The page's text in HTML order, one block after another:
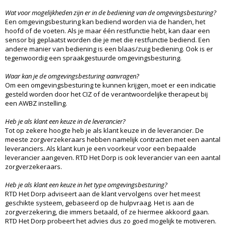
Wat voor mogelijkheden zijn er in de bediening van de omgevingsbesturing?
Een omgevingsbesturing kan bediend worden via de handen, het
hoofd of de voeten. Als je maar één restfunctie hebt, kan daar een
sensor bij geplaatst worden die je met die restfunctie bediend. Een
andere manier van bediening is een blaas/zuig bediening. Ook is er
tegenwoordig een spraakgestuurde omgevingsbesturing.
Waar kan je de omgevingsbesturing aanvragen?
Om een omgevingsbesturing te kunnen krijgen, moet er een indicatie
gesteld worden door het CIZ of de verantwoordelijke therapeut bij
een AWBZ instelling.
Heb je als klant een keuze in de leverancier?
Tot op zekere hoogte heb je als klant keuze in de leverancier. De
meeste zorgverzekeraars hebben namelijk contracten met een aantal
leveranciers. Als klant kun je een voorkeur voor een bepaalde
leverancier aangeven. RTD Het Dorp is ook leverancier van een aantal
zorgverzekeraars.
Heb je als klant een keuze in het type omgevingsbesturing?
RTD Het Dorp adviseert aan de klant vervolgens over het meest
geschikte systeem, gebaseerd op de hulpvraag. Het is aan de
zorgverzekering, die immers betaald, of ze hiermee akkoord gaan.
RTD Het Dorp probeert het advies dus zo goed mogelijk te motiveren.